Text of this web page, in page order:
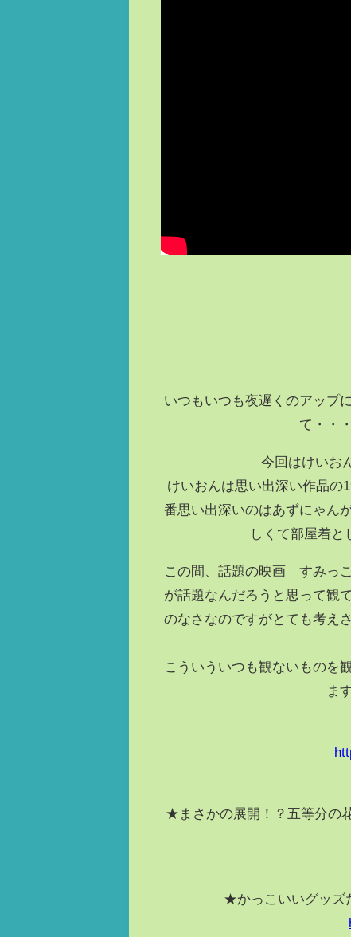
いつもいつも夜遅くのアップ
て・・
今回はけいお
けいおんは思い出深い作品の
番思い出深いのはあずにゃん
しくて部屋着と
この間、話題の映画「すみっ
が話題なんだろうと思って観
のなさなのですがとても考え
こういういつも観ないものを
ま
★まさかの展開！？五等分の
★かっこいいグッズ